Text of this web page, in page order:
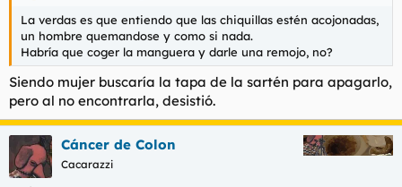
La verdas es que entiendo que las chiquillas estén acojonadas,
un hombre quemandose y como si nada.
Habría que coger la manguera y darle una remojo, no?
Siendo mujer buscaría la tapa de la sartén para apagarlo,
pero al no encontrarla, desistió.
Cáncer de Colon
Cacarazzi